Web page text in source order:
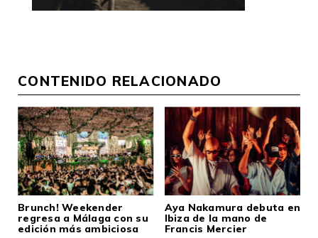
CONTENIDO RELACIONADO
Brunch! Weekender
regresa a Málaga con su
edición más ambiciosa
Aya Nakamura debuta en
Ibiza de la mano de
Francis Mercier